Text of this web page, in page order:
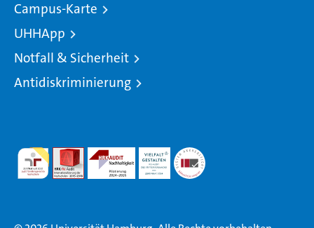
Campus-Karte
UHHApp
Notfall & Sicherheit
Antidiskriminierung